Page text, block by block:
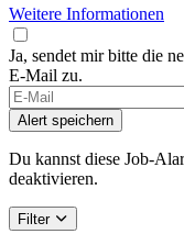
Weitere Informationen
Ja, sendet mir bitte die
E-Mail zu.
If
you
are
a
human,
this
field
Alert speichern
Du kannst diese Job-
deaktivieren.
Filter